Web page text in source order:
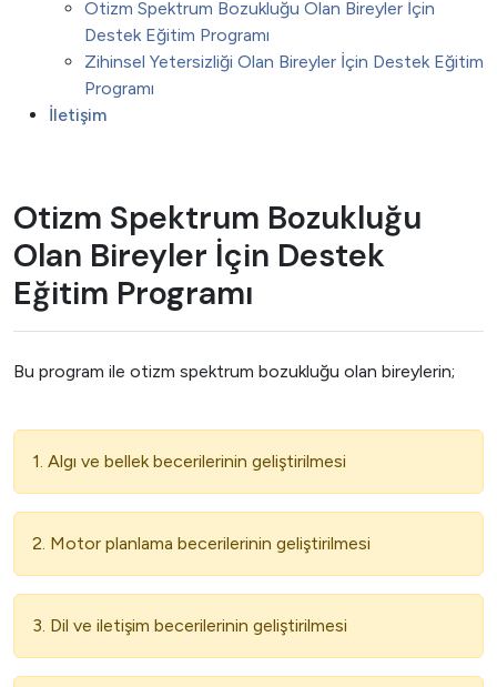
Otizm Spektrum Bozukluğu Olan Bireyler İçin
Destek Eğitim Programı
Zihinsel Yetersizliği Olan Bireyler İçin Destek Eğitim
Programı
İletişim
Otizm Spektrum Bozukluğu
Olan Bireyler İçin Destek
Eğitim Programı
Bu program ile otizm spektrum bozukluğu olan bireylerin;
1. Algı ve bellek becerilerinin geliştirilmesi
2. Motor planlama becerilerinin geliştirilmesi
3. Dil ve iletişim becerilerinin geliştirilmesi